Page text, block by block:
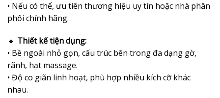
• Nếu có thể, ưu tiên thương hiệu uy tín hoặc nhà phân
phối chính hãng.
🔹 Thiết kế tiện dụng:
• Bề ngoài nhỏ gọn, cấu trúc bên trong đa dạng gờ,
rãnh, hạt massage.
• Độ co giãn linh hoạt, phù hợp nhiều kích cỡ khác
nhau.